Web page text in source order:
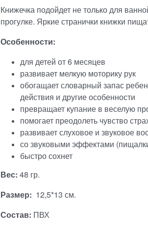
Книжечка подойдет не только для
прогулке. Яркие странички книжки
Особенности:
для детей от 6 месяцев
развивает мелкую моторику рук
обогащает словарный запас
действия и другие особенности
превращает купание в веселую
помогает преодолеть чувство
развивает слуховое и звуковое
со звуковыми эффектами
быстро сохнет
Вес: 48 гр.
Размер: 12,5*13 см.
Состав: ПВХ